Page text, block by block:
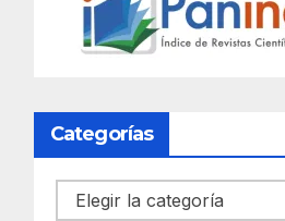
Categorías
Categorías